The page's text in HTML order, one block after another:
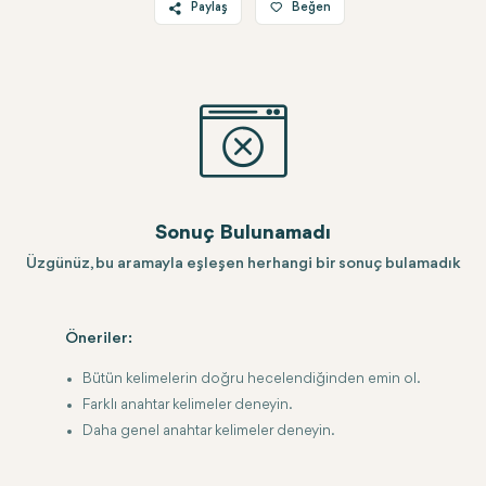
Paylaş
WhatsApp
Beğen
Sonuç Bulunamadı
Üzgünüz, bu aramayla eşleşen herhangi bir sonuç bulamadık
Öneriler:
Bütün kelimelerin doğru hecelendiğinden emin ol.
Farklı anahtar kelimeler deneyin.
Daha genel anahtar kelimeler deneyin.